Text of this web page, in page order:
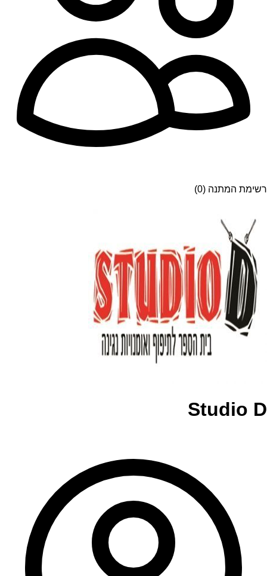
רשימת המתנה (0)
Studio D